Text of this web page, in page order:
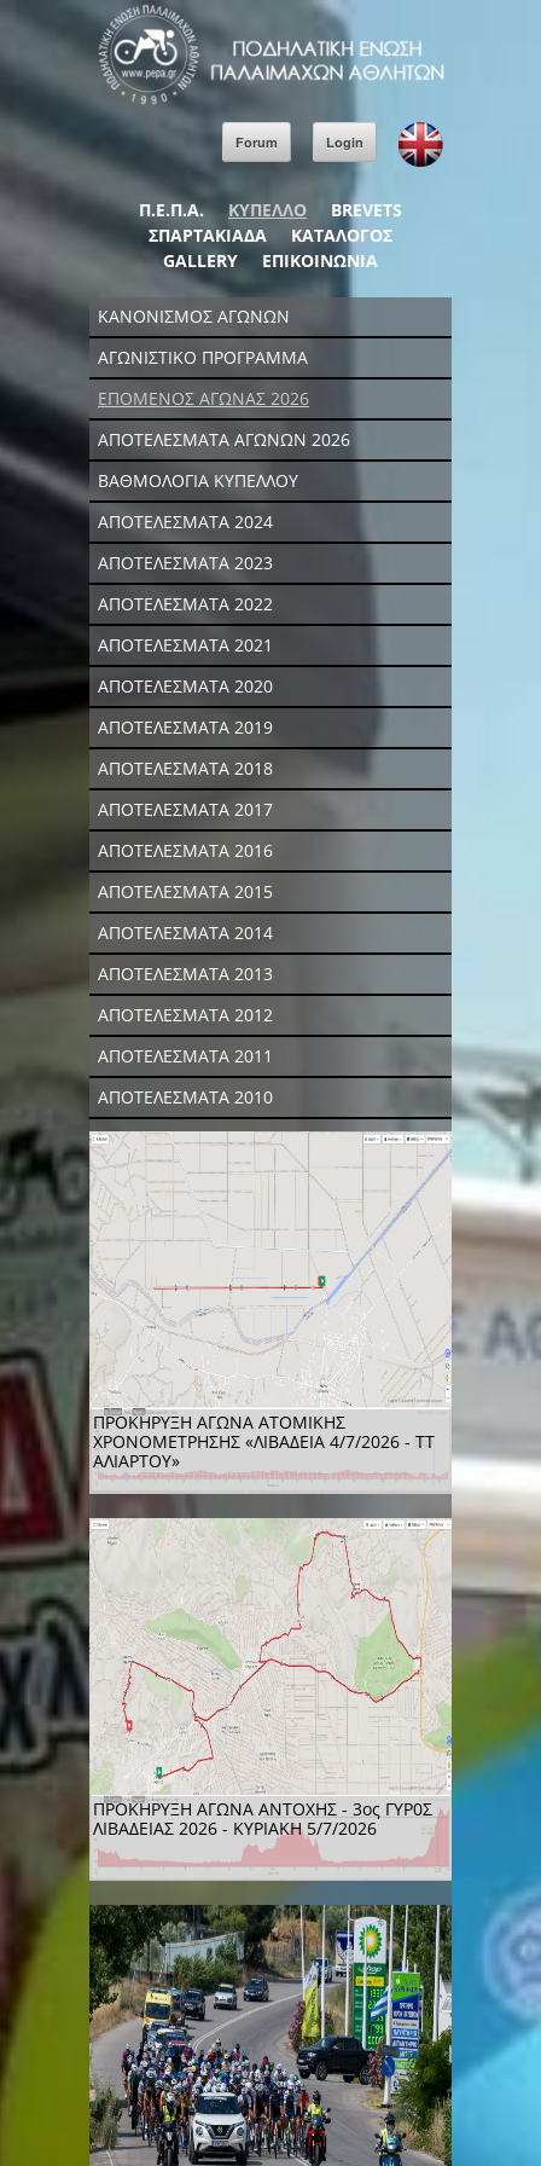
Forum Login
Π.Ε.Π.Α. ΚΥΠΕΛΛΟ
BREVETS
ΣΠΑΡΤΑΚΙΑΔΑ
ΚΑΤΑΛΟΓΟΣ
GALLERY
ΕΠΙΚΟΙΝΩΝΙΑ
ΚΑΝΟΝΙΣΜΟΣ ΑΓΩΝΩΝ
ΑΓΩΝΙΣΤΙΚΟ ΠΡΟΓΡΑΜΜΑ
ΕΠΟΜΕΝΟΣ ΑΓΩΝΑΣ 2026
ΑΠΟΤΕΛΕΣΜΑΤΑ ΑΓΩΝΩΝ 2026
ΒΑΘΜΟΛΟΓΙΑ ΚΥΠΕΛΛΟΥ
ΑΠΟΤΕΛΕΣΜΑΤΑ 2024
ΑΠΟΤΕΛΕΣΜΑΤΑ 2023
ΑΠΟΤΕΛΕΣΜΑΤΑ 2022
ΑΠΟΤΕΛΕΣΜΑΤΑ 2021
ΑΠΟΤΕΛΕΣΜΑΤΑ 2020
ΑΠΟΤΕΛΕΣΜΑΤΑ 2019
ΑΠΟΤΕΛΕΣΜΑΤΑ 2018
ΑΠΟΤΕΛΕΣΜΑΤΑ 2017
ΑΠΟΤΕΛΕΣΜΑΤΑ 2016
ΑΠΟΤΕΛΕΣΜΑΤΑ 2015
ΑΠΟΤΕΛΕΣΜΑΤΑ 2014
ΑΠΟΤΕΛΕΣΜΑΤΑ 2013
ΑΠΟΤΕΛΕΣΜΑΤΑ 2012
ΑΠΟΤΕΛΕΣΜΑΤΑ 2011
ΑΠΟΤΕΛΕΣΜΑΤΑ 2010
ΠΡΟΚΗΡΥΞΗ ΑΓΩΝΑ ΑΤΟΜΙΚΗΣ
ΧΡΟΝΟΜΕΤΡΗΣΗΣ «ΛΙΒΑΔΕΙΑ 4/7/2026 - ΤΤ
ΑΛΙΑΡΤΟΥ»
ΠΡΟΚΗΡΥΞΗ ΑΓΩΝΑ ΑΝΤΟΧΗΣ - 3ος ΓΥΡ0Σ
ΛΙΒΑΔΕΙΑΣ 2026 - ΚΥΡΙΑΚΗ 5/7/2026